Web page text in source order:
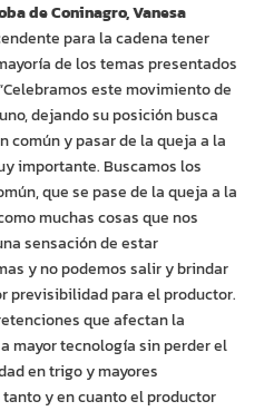
de Coninagro, Vanesa
para la cadena tener
de los temas presentados
este movimiento de
dejando su posición busca
común y pasar de la queja a la
importante. Buscamos los
que se pase de la queja a la
muchas cosas que nos
sensación de estar
y no podemos salir y brindar
previsibilidad para el productor.
que afectan la
mayor tecnología sin perder el
en trigo y mayores
y en cuanto el productor